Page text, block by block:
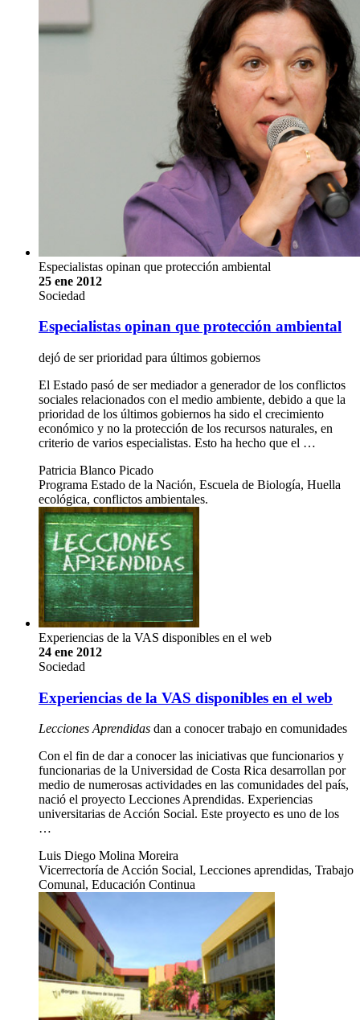
Especialistas opinan que protección ambiental
25 ene 2012
Sociedad
Especialistas opinan que protección ambiental
dejó de ser prioridad para últimos gobiernos
El Estado pasó de ser mediador a generador de los conflictos
sociales relacionados con el medio ambiente, debido a que la
prioridad de los últimos gobiernos ha sido el crecimiento
económico y no la protección de los recursos naturales, en
criterio de varios especialistas. Esto ha hecho que el …
Patricia Blanco Picado
Programa Estado de la Nación, Escuela de Biología, Huella
ecológica, conflictos ambientales.
Experiencias de la VAS disponibles en el web
24 ene 2012
Sociedad
Experiencias de la VAS disponibles en el web
Lecciones Aprendidas dan a conocer trabajo en comunidades
Con el fin de dar a conocer las iniciativas que funcionarios y
funcionarias de la Universidad de Costa Rica desarrollan por
medio de numerosas actividades en las comunidades del país,
nació el proyecto Lecciones Aprendidas. Experiencias
universitarias de Acción Social. Este proyecto es uno de los
…
Luis Diego Molina Moreira
Vicerrectoría de Acción Social, Lecciones aprendidas, Trabajo
Comunal, Educación Continua